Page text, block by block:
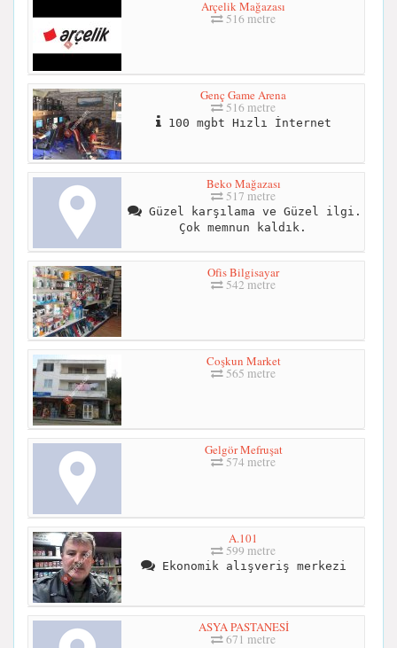
Arçelik Mağazası
516 metre
Genç Game Arena
516 metre
100 mgbt Hızlı İnternet
Beko Mağazası
517 metre
Güzel karşılama ve Güzel ilgi.
Çok memnun kaldık.
Ofis Bilgisayar
542 metre
Coşkun Market
565 metre
Gelgör Mefruşat
574 metre
A.101
599 metre
Ekonomik alışveriş merkezi
ASYA PASTANESİ
671 metre